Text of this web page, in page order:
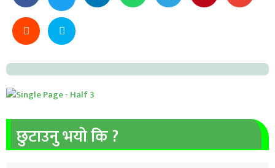
छुटाउनु भयो कि ?